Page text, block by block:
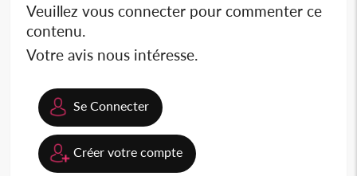
Veuillez vous connecter pour commenter ce
contenu.
Votre avis nous intéresse.
Se Connecter
Créer votre compte